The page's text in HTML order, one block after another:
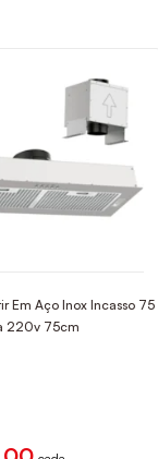
Em Aço Inox Incasso 75
220v 75cm